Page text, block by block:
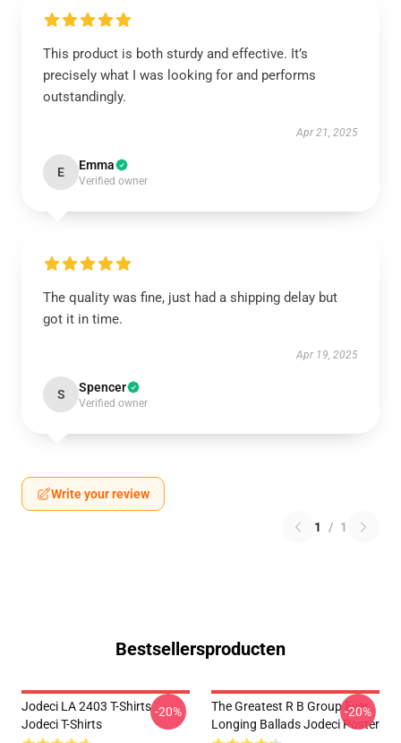
This product is both sturdy and effective. It’s
precisely what I was looking for and performs
outstandingly.
Apr 21, 2025
E Emma
Verified owner
The quality was fine, just had a shipping delay but
got it in time.
Apr 19, 2025
S Spencer
Verified owner
Write your review
1 / 1
Bestsellersproducten
Jodeci LA 2403 T-Shirts
Jodeci T-Shirts
-20%
The Greatest R B Group Ever
Longing Ballads Jodeci Poster
-20%